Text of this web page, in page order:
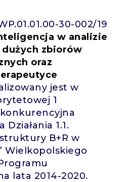
30-002/19
w analizie
zbiorów
oraz
jest w
1
1.1.
B+R w
Wielkopolskiego
lata 2014-2020.